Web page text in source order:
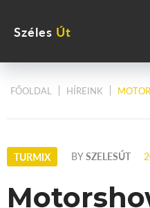
Széles Út
FŐOLDAL HÍREINK
TURMIX BYSZELESÚT